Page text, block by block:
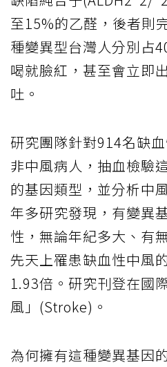
至15%的乙醛，後者則
種變異型台灣人分別占
喝就臉紅，甚至會立即
吐。
研究團隊針對914名缺
非中風病人，抽血檢驗
的基因類型，並分析中
年多研究發現，有變異
性，無論年紀多大、有
先天上罹患缺血性中風
1.93倍。研究刊登在國
風」(Stroke)。
為何擁有這種變異基因